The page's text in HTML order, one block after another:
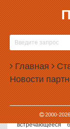
Главная
Новости
2000-2026
15.04.2009, 16:20
ПАТРИАРХ
Впервые в
Кирилл
Патриарх
символическое
Богослужение
Москвы после
встречающееся